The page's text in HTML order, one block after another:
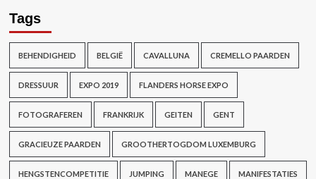
Tags
BEHENDIGHEID BELGIË CAVALLUNA CREMELLO PAARDEN
DRESSUUR EXPO 2019 FLANDERS HORSE EXPO
FOTOGRAFEREN FRANKRIJK GEITEN GENT
GRACIEUZE PAARDEN GROOTHERTOGDOM LUXEMBURG
HENGSTENCOMPETITIE JUMPING MANEGE MANIFESTATIES